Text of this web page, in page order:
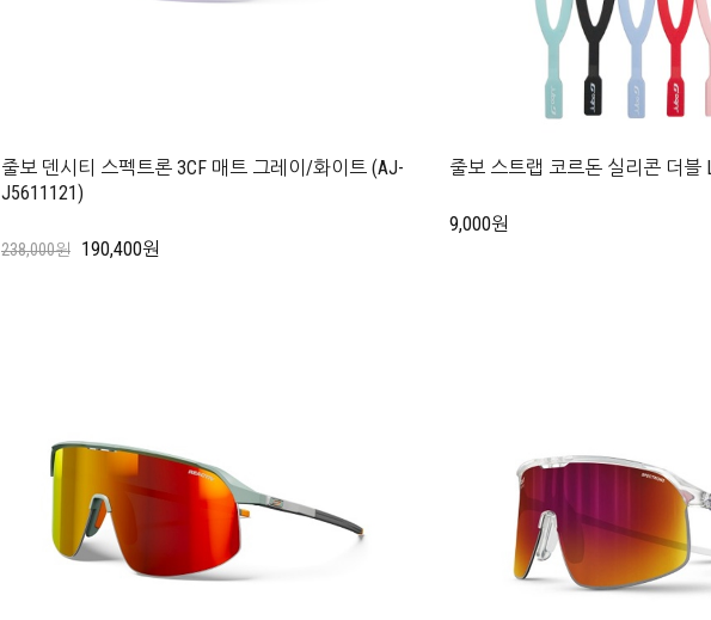
줄보 덴시티 스펙트론 3CF 매트 그레이/화이트 (AJ-
J5611121)
238,000원 190,400원
줄보 스트랩 코르돈 실리콘 더블
9,000원